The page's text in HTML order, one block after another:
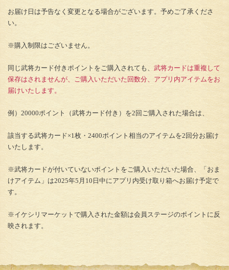
お届け日は予告なく変更となる場合がございます。予めご了承くださ
い。
※購入制限はございません。
同じ武将カード付きポイントをご購入されても、 武将カードは重複して
保存はされませんが、ご購入いただいた回数分、アプリ内アイテムをお
届けいたします。
例）20000ポイント（武将カード付き）を2回ご購入された場合は、
該当する武将カード×1枚・2400ポイント相当のアイテムを2回分お届け
いたします。
※武将カードが付いていないポイントをご購入いただいた場合、「おま
けアイテム」は2025年5月10日中にアプリ内受け取り箱へお届け予定で
す。
※イケシリマーケットで購入された金額は会員ステージのポイントに反
映されます。